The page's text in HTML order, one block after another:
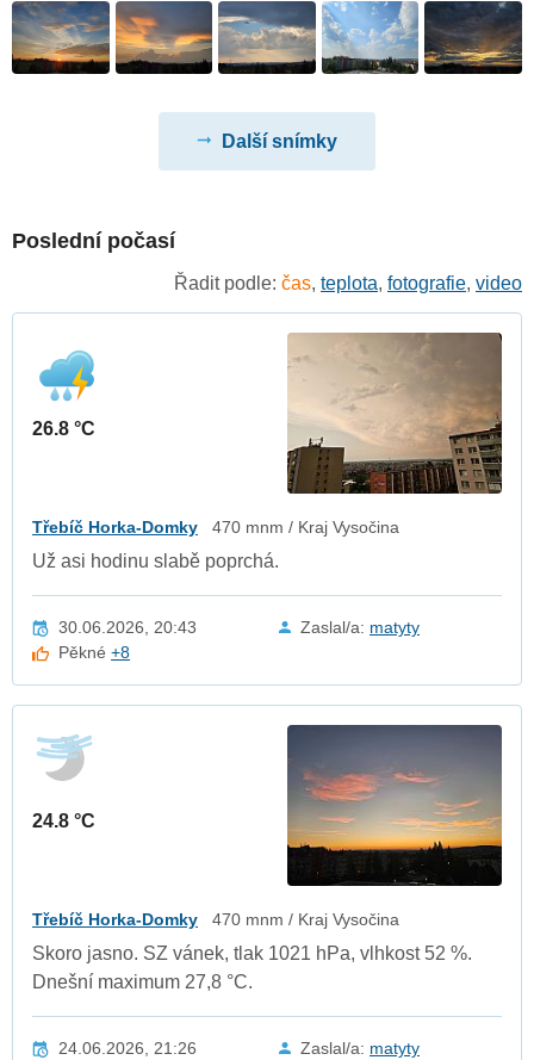
Další snímky
Poslední počasí
Řadit podle: čas, teplota, fotografie, video
26.8 °C
Třebíč Horka-Domky 470 mnm / Kraj Vysočina
Už asi hodinu slabě poprchá.
30.06.2026, 20:43 Zaslal/a: matyty
Pěkné+8
24.8 °C
Třebíč Horka-Domky 470 mnm / Kraj Vysočina
Skoro jasno. SZ vánek, tlak 1021 hPa, vlhkost 52 %.
Dnešní maximum 27,8 °C.
24.06.2026, 21:26 Zaslal/a: matyty